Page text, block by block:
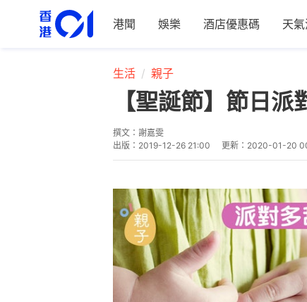
港聞 娛樂 酒店優惠碼 天
生活 親子
【聖誕節】節日
撰文： 謝嘉雯
出版： 2019-12-26 21:00 更新： 2020-01-20